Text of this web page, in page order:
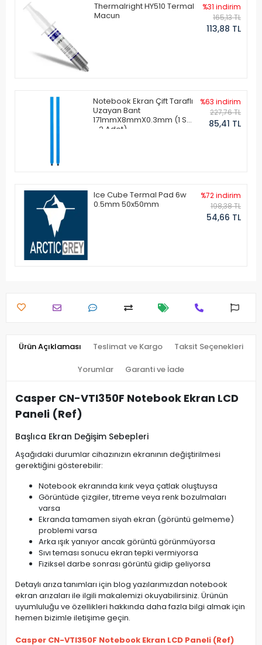
Thermalright HY510 Termal
Macun
%31 indirim
165,13 TL
113,88 TL
Notebook Ekran Çift Taraflı
Uzayan Bant
171mmX8mmX0.3mm (1 Set
- 2 Adet)
%63 indirim
227,76 TL
85,41 TL
Ice Cube Termal Pad 6w
0.5mm 50x50mm
%72 indirim
198,38 TL
54,66 TL
Ürün Açıklaması Teslimat ve Kargo Taksit Seçenekleri
Yorumlar Garanti ve İade
Casper CN-VTI350F Notebook Ekran LCD
Paneli (Ref)
Başlıca Ekran Değişim Sebepleri
Aşağıdaki durumlar cihazınızın ekranının değiştirilmesi
gerektiğini gösterebilir:
Notebook ekranında kırık veya çatlak oluştuysa
Görüntüde çizgiler, titreme veya renk bozulmaları
varsa
Ekranda tamamen siyah ekran (görüntü gelmeme)
problemi varsa
Arka ışık yanıyor ancak görüntü görünmüyorsa
Sıvı teması sonucu ekran tepki vermiyorsa
Fiziksel darbe sonrası görüntü gidip geliyorsa
Detaylı arıza tanımları için blog yazılarımızdan notebook
ekran arızaları ile ilgili makalemizi okuyabilirsiniz. Ürünün
uyumluluğu ve özellikleri hakkında daha fazla bilgi almak için
hemen bizimle iletişime geçin.
Casper CN-VTI350F Notebook Ekran LCD Paneli (Ref)